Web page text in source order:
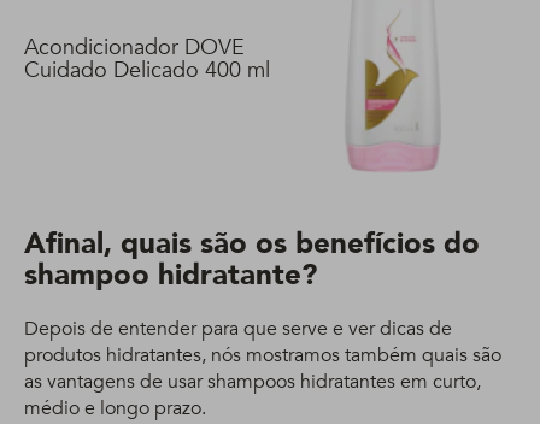
Acondicionador DOVE
Cuidado Delicado 400 ml
Afinal, quais são os benefícios do
shampoo hidratante?
Depois de entender para que serve e ver dicas de
produtos hidratantes, nós mostramos também quais são
as vantagens de usar shampoos hidratantes em curto,
médio e longo prazo.